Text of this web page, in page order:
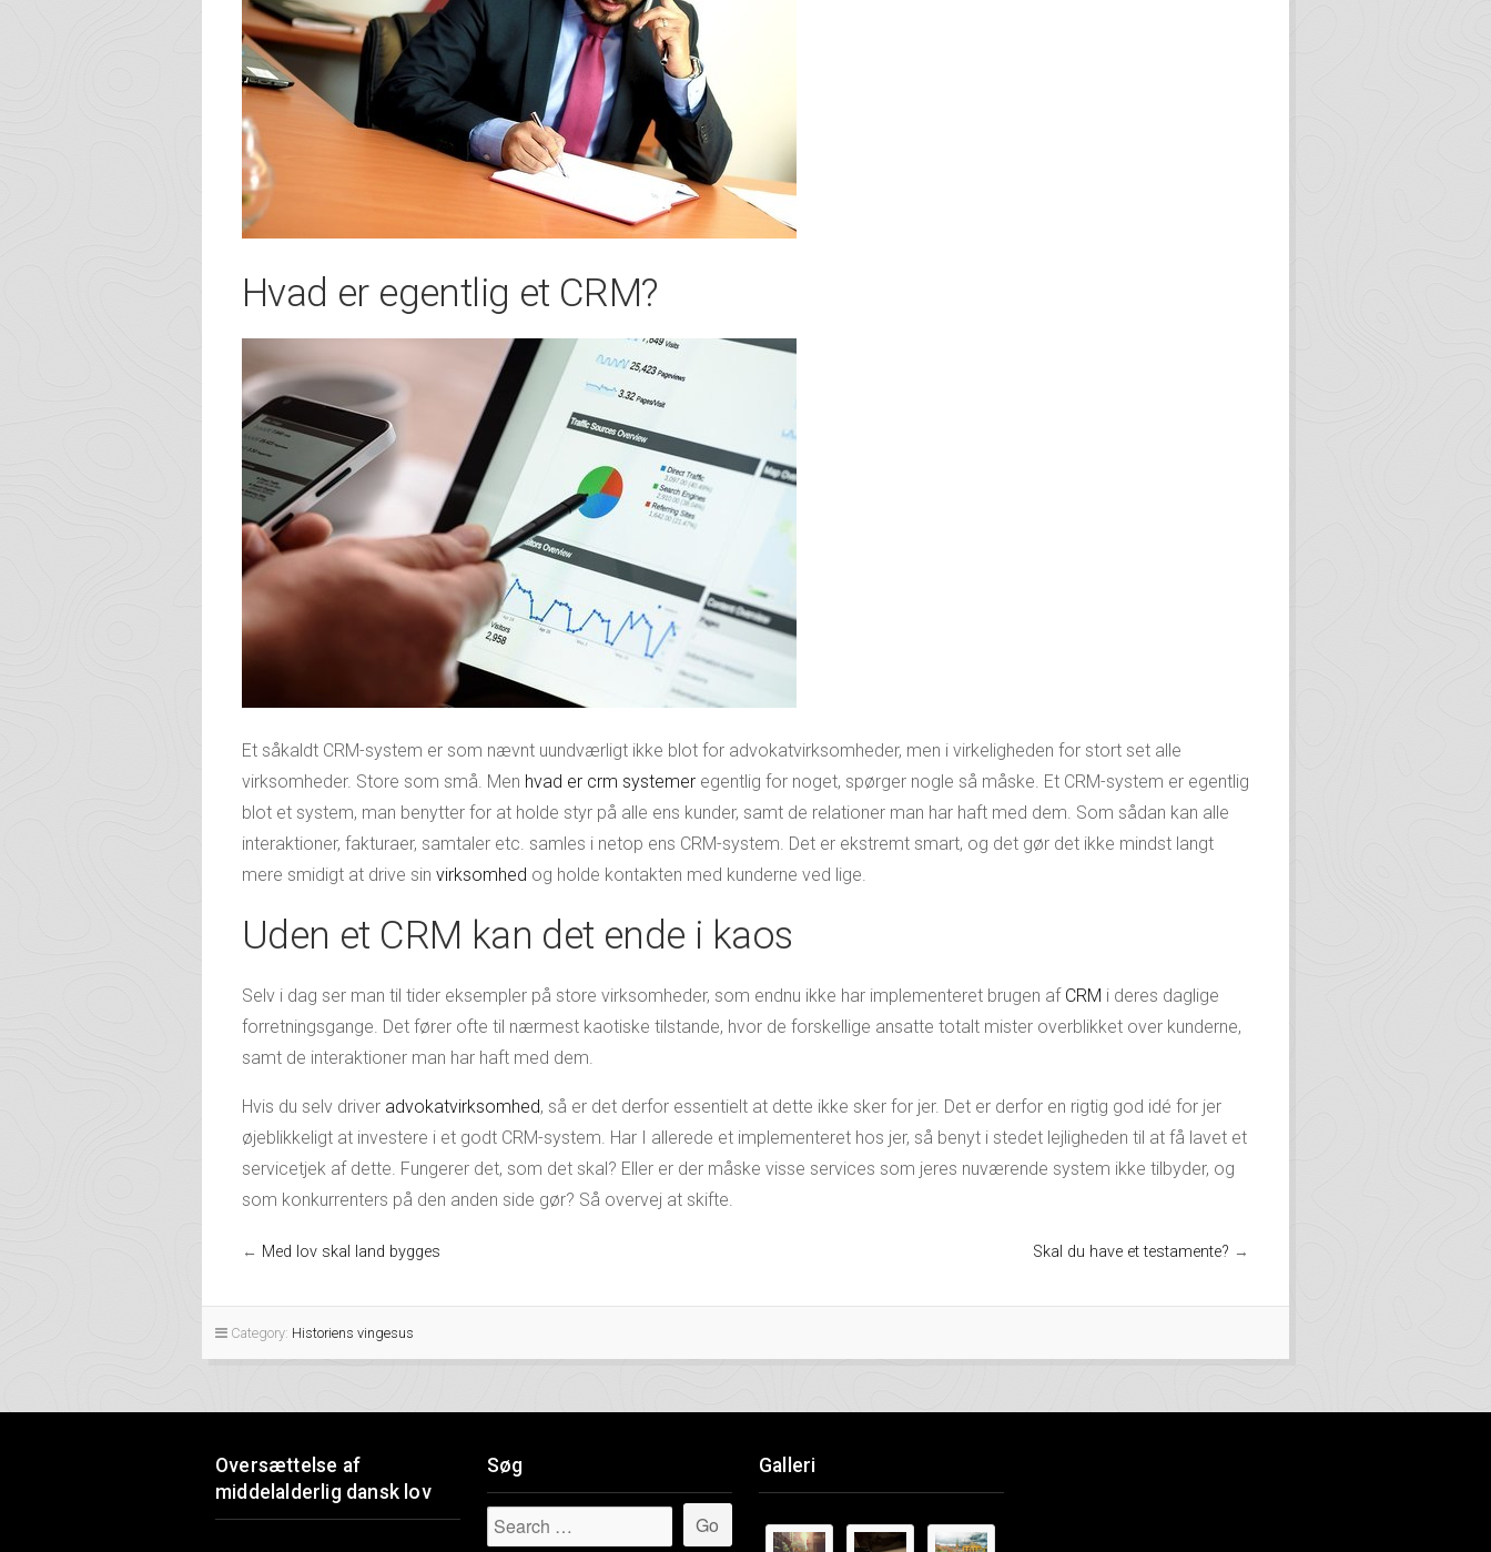
Hvad er egentlig et CRM?
Et såkaldt CRM-system er som nævnt uundværligt ikke blot for advokatvirksomheder, men i virkeligheden for stort set alle
virksomheder. Store som små. Men hvad er crm systemer egentlig for noget, spørger nogle så måske. Et CRM-system er egentlig
blot et system, man benytter for at holde styr på alle ens kunder, samt de relationer man har haft med dem. Som sådan kan alle
interaktioner, fakturaer, samtaler etc. samles i netop ens CRM-system. Det er ekstremt smart, og det gør det ikke mindst langt
mere smidigt at drive sin virksomhed og holde kontakten med kunderne ved lige.
Uden et CRM kan det ende i kaos
Selv i dag ser man til tider eksempler på store virksomheder, som endnu ikke har implementeret brugen af CRM i deres daglige
forretningsgange. Det fører ofte til nærmest kaotiske tilstande, hvor de forskellige ansatte totalt mister overblikket over kunderne,
samt de interaktioner man har haft med dem.
Hvis du selv driver advokatvirksomhed, så er det derfor essentielt at dette ikke sker for jer. Det er derfor en rigtig god idé for jer
øjeblikkeligt at investere i et godt CRM-system. Har I allerede et implementeret hos jer, så benyt i stedet lejligheden til at få lavet et
servicetjek af dette. Fungerer det, som det skal? Eller er der måske visse services som jeres nuværende system ikke tilbyder, og
som konkurrenters på den anden side gør? Så overvej at skifte.
← Med lov skal land bygges Skal du have et testamente? →
Category: Historiens vingesus
Oversættelse af
middelalderlig dansk lov
Søg Galleri